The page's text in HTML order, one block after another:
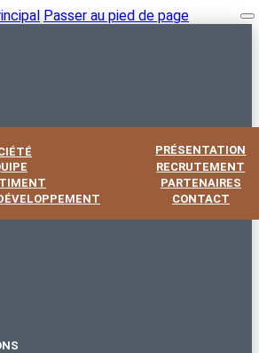
Passer au pied de page
PRÉSENTATION
RECRUTEMENT
PARTENAIRES
CONTACT